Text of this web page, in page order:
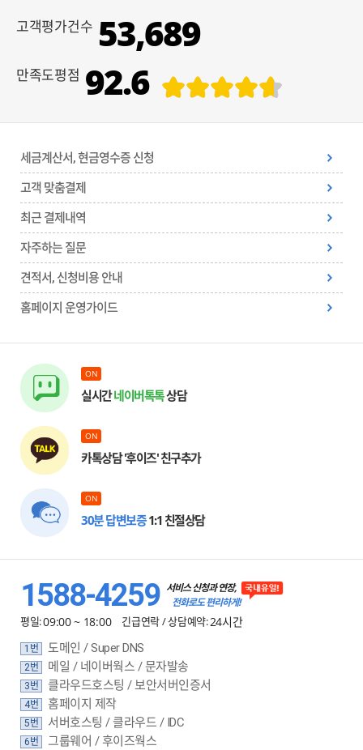
고객평가건수 53,689
만족도평점 92.6
세금계산서, 현금영수증 신청
고객 맞춤결제
최근 결제내역
자주하는 질문
견적서, 신청비용 안내
홈페이지 운영가이드
ON
실시간네이버톡톡상담
ON
카톡상담 '후이즈' 친구추가
ON
30분 답변보증1:1 친절상담
1588-4259 서비스 신청과 연장,
전화로도 편리하게!
평일:09:00 ~ 18:00 긴급연락 / 상담예약:24시간
1번 도메인 / Super DNS
2번 메일 / 네이버웍스 / 문자발송
3번 클라우드호스팅 / 보안서버인증서
4번 홈페이지 제작
5번 서버호스팅 / 클라우드 / IDC
6번 그룹웨어 / 후이즈웍스